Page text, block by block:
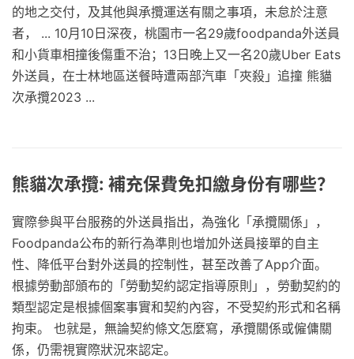
的地之交付，及其他與承攬運送有關之事項，未怠於注意
者， ... 10月10日深夜，桃園市一名29歲foodpanda外送員
和小貨車相撞後傷重不治；13日晚上又一名20歲Uber Eats
外送員，在士林地區送餐時遭兩部汽車「夾殺」追撞 熊貓
次承攬2023 ...
熊貓次承攬: 補充保費免扣繳身份有哪些？
實際參與平台服務的外送員指出，為強化「承攬關係」，
Foodpanda公布的新行為準則也增加外送員接單的自主
性、降低平台對外送員的控制性，甚至改善了App介面。
根據勞動部頒布的「勞動契約認定指導原則」，勞動契約的
類型認定是根據個案事實和契約內容，不受契約形式和名稱
拘束。 也就是，無論契約條文怎麼寫，承攬關係或僱傭關
係，仍需視實際狀況來認定。